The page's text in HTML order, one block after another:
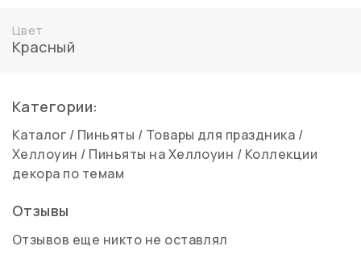
Цвет
Красный
Категории:
Каталог / Пиньяты / Товары для праздника /
Хеллоуин / Пиньяты на Хеллоуин / Коллекции
декора по темам
Отзывы
Отзывов еще никто не оставлял